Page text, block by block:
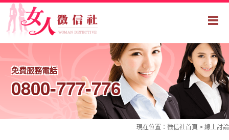
免費服務電話
0800-777-776
現在位置： 徵信社首頁 > 線上討論